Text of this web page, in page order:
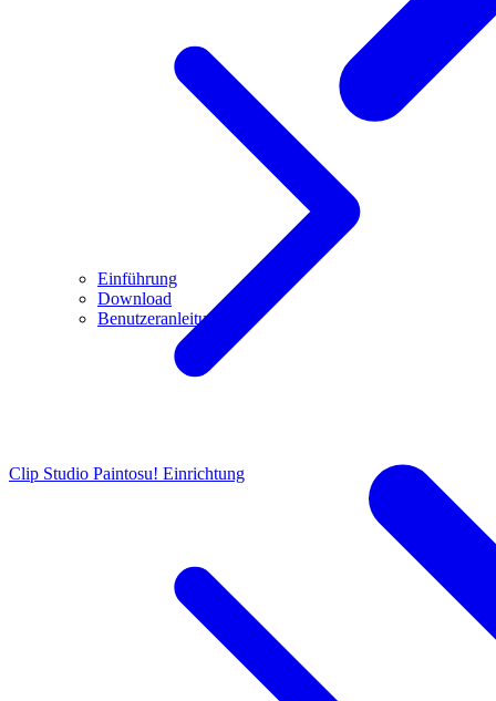
Einführung
Download
Benutzeranleitung
Clip Studio Paintosu! Einrichtung